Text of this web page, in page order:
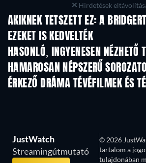
Hirdetések
AKIKNEK TETSZETT EZ: A
EZEKET IS KEDVELTÉK
TV
HASONLÓ, INGYENESEN NÉZHETŐ
TV
HAMAROSAN NÉPSZERŰ
TV
ÉRKEZŐ DRÁMA TÉVÉFILMEK ÉS
Évad 6
JustWatch
Streamingútmutató
© 2026
tartalom a
tulajdonában